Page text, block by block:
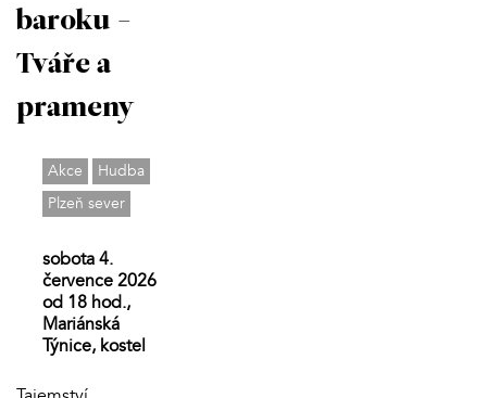
baroku -
Tváře a
prameny
Akce
Hudba
Plzeň sever
sobota 4.
července 2026
od 18 hod.,
Mariánská
Týnice, kostel